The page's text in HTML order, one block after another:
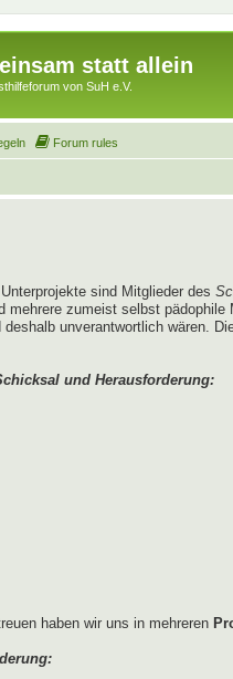
statt allein
von SuH e.V.
Forum rules
sind Mitglieder des
mehrere zumeist selbst
unverantwortlich wären.
und Herausforderung:
haben wir uns in mehreren